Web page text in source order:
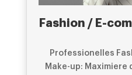
Fashion / E-
Professionelles
Make-up: